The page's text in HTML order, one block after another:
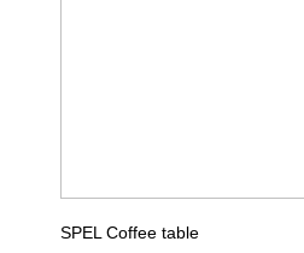
SPEL Coffee table